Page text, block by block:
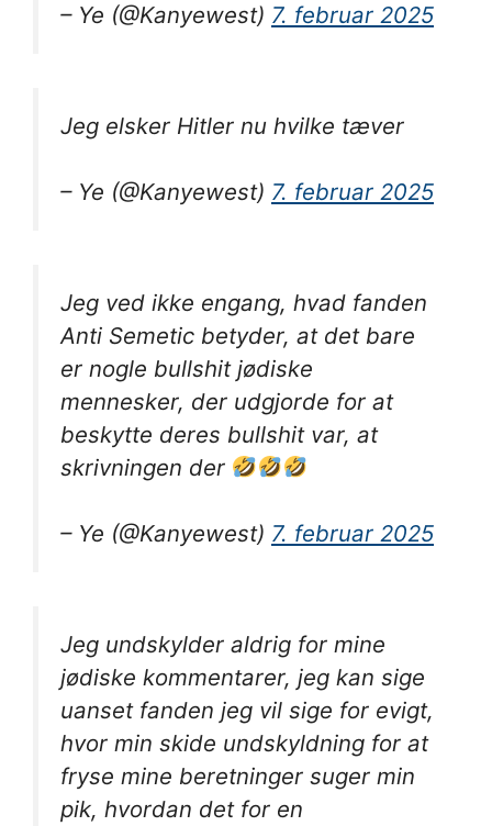
– Ye (@Kanyewest) 7. februar 2025
Jeg elsker Hitler nu hvilke tæver
– Ye (@Kanyewest) 7. februar 2025
Jeg ved ikke engang, hvad fanden
Anti Semetic betyder, at det bare
er nogle bullshit jødiske
mennesker, der udgjorde for at
beskytte deres bullshit var, at
skrivningen der
– Ye (@Kanyewest) 7. februar 2025
Jeg undskylder aldrig for mine
jødiske kommentarer, jeg kan sige
uanset fanden jeg vil sige for evigt,
hvor min skide undskyldning for at
fryse mine beretninger suger min
pik, hvordan det for en